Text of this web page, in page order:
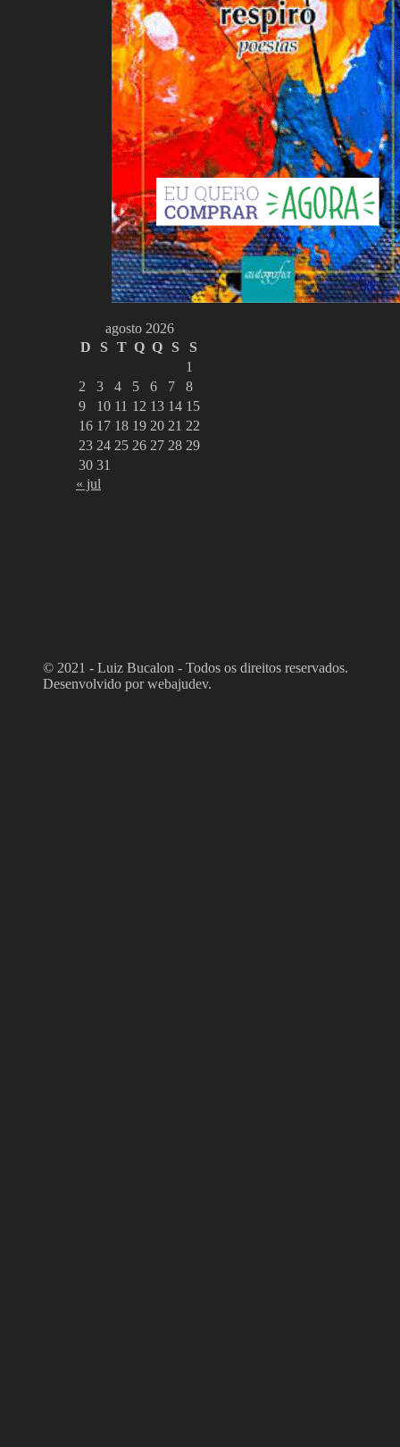
agosto 2026
D
S T Q Q S
S
1
2
3 4 5 6 7
8
9
10 11 12 13 14 15
16 17 18 19 20 21 22
23 24 25 26 27 28 29
30 31
« jul
© 2021 - Luiz Bucalon - Todos os direitos reservados.
Desenvolvido por webajudev.